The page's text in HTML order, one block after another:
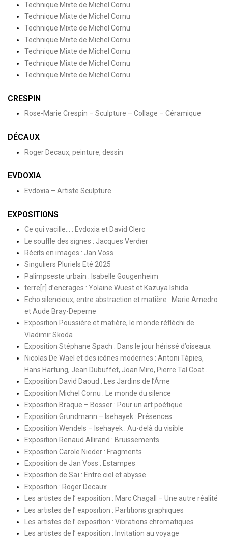
Technique Mixte de Michel Cornu
Technique Mixte de Michel Cornu
Technique Mixte de Michel Cornu
Technique Mixte de Michel Cornu
Technique Mixte de Michel Cornu
Technique Mixte de Michel Cornu
Technique Mixte de Michel Cornu
CRESPIN
Rose-Marie Crespin – Sculpture – Collage – Céramique
DÉCAUX
Roger Decaux, peinture, dessin
EVDOXIA
Evdoxia – Artiste Sculpture
EXPOSITIONS
Ce qui vacille… : Evdoxia et David Clerc
Le souffle des signes : Jacques Verdier
Récits en images : Jan Voss
Singuliers Pluriels Eté 2025
Palimpseste urbain : Isabelle Gougenheim
terre[r] d’encrages : Yolaine Wuest et Kazuya Ishida
Echo silencieux, entre abstraction et matière : Marie Amedro
et Aude Bray-Deperne
Exposition Poussière et matière, le monde réfléchi de
Vladimir Skoda
Exposition Stéphane Spach : Dans le jour hérissé d’oiseaux
Nicolas De Waël et des icônes modernes : Antoni Tàpies,
Hans Hartung, Jean Dubuffet, Joan Miro, Pierre Tal Coat…
Exposition David Daoud : Les Jardins de l’Âme
Exposition Michel Cornu : Le monde du silence
Exposition Braque – Bosser : Pour un art poétique
Exposition Grundmann – Isehayek : Présences
Exposition Wendels – Isehayek : Au-delà du visible
Exposition Renaud Allirand : Bruissements
Exposition Carole Nieder : Fragments
Exposition de Jan Voss : Estampes
Exposition de Saï : Entre ciel et abysse
Exposition : Roger Decaux
Les artistes de l’ exposition : Marc Chagall – Une autre réalité
Les artistes de l’ exposition : Partitions graphiques
Les artistes de l’ exposition : Vibrations chromatiques
Les artistes de l’ exposition : Invitation au voyage